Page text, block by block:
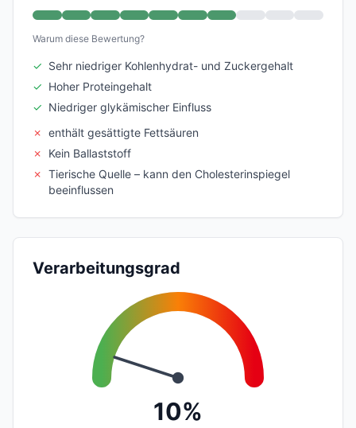
Warum diese Bewertung?
✓ Sehr niedriger Kohlenhydrat- und Zuckergehalt
✓ Hoher Proteingehalt
✓ Niedriger glykämischer Einfluss
✗ enthält gesättigte Fettsäuren
✗
Kein Ballaststoff
✗ Tierische Quelle – kann den Cholesterinspiegel
beeinflussen
Verarbeitungsgrad
10%